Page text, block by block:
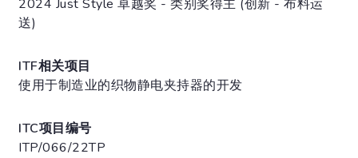
2024 Just Style 卓越奖 - 类别奖得主 (创新 - 布料运
送)
ITF相关项目
使用于制造业的织物静电夹持器的开发
ITC项目编号
ITP/066/22TP